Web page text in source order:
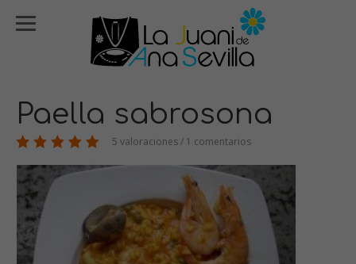
Paella sabrosona
5 valoraciones / 1 comentarios